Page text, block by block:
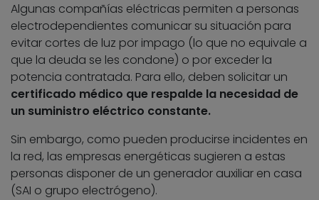
Algunas compañías eléctricas permiten a personas
electrodependientes comunicar su situación para
evitar cortes de luz por impago (lo que no equivale a
que la deuda se les condone) o por exceder la
potencia contratada. Para ello, deben solicitar un
certificado médico que respalde la necesidad de
un suministro eléctrico constante.
Sin embargo, como pueden producirse incidentes en
la red, las empresas energéticas sugieren a estas
personas disponer de un generador auxiliar en casa
(SAI o grupo electrógeno).